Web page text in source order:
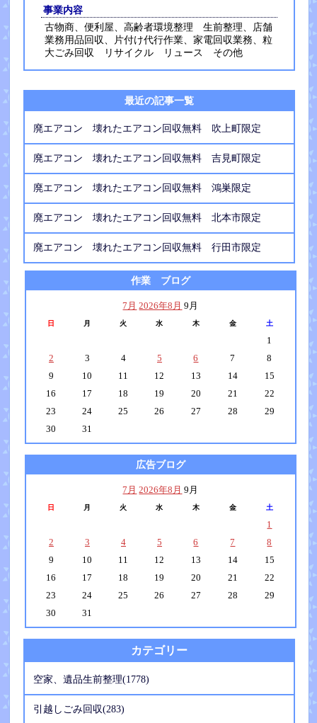
事業内容
古物商、便利屋、高齢者環境整理 生前整理、店舗
業務用品回収、片付け代行作業、家電回収業務、粒
大ごみ回収 リサイクル リュース その他
最近の記事一覧
廃エアコン 壊れたエアコン回収無料 吹上町限定
廃エアコン 壊れたエアコン回収無料 吉見町限定
廃エアコン 壊れたエアコン回収無料 鴻巣限定
廃エアコン 壊れたエアコン回収無料 北本市限定
廃エアコン 壊れたエアコン回収無料 行田市限定
作業 ブログ
7月 2026年8月 9月
日 月 火 水 木 金 土
1
2
3 4 5 6 7
8
9
10 11 12 13 14
15
16
17 18 19 20 21
22
23
24 25 26 27 28
29
30
31
広告ブログ
7月 2026年8月 9月
日 月 火 水 木 金 土
1
2
3 4 5 6 7
8
9
10 11 12 13 14
15
16
17 18 19 20 21
22
23
24 25 26 27 28
29
30
31
カテゴリー
空家、遺品生前整理(1778)
引越しごみ回収(283)